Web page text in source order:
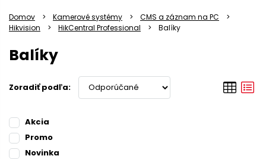
Domov Kamerové systémy
CMS a záznam na PC
Hikvision
HikCentral Professional Balíky
Balíky
Zoradiť podľa:
Akcia
Promo
Novinka